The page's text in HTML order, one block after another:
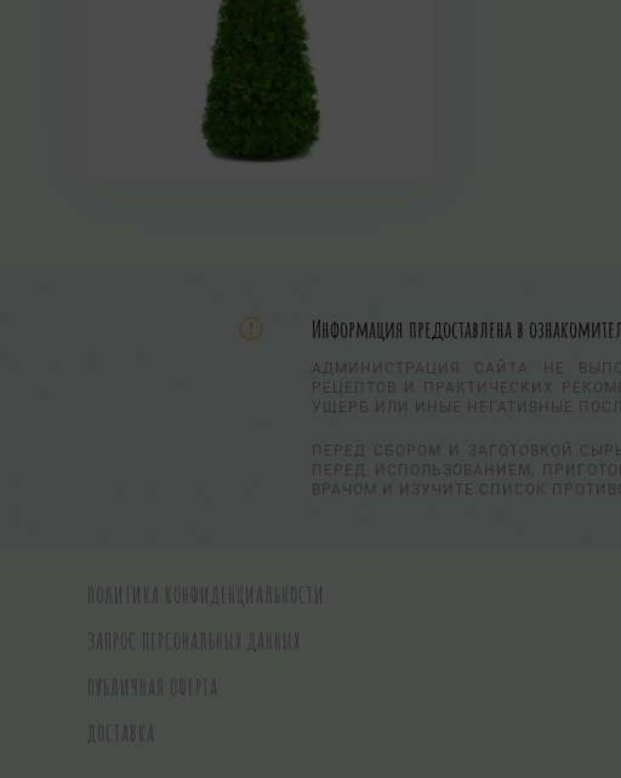
Информация предоставлена в
АДМИНИСТРАЦИЯ САЙТА НЕ
РЕЦЕПТОВ И ПРАКТИЧЕСКИХ
УЩЕРБ ИЛИ ИНЫЕ НЕГАТИВНЫЕ
ПЕРЕД СБОРОМ И ЗАГОТОВКОЙ
ПЕРЕД ИСПОЛЬЗОВАНИЕМ,
ВРАЧОМ И ИЗУЧИТЕ СПИСОК
ПОЛИТИКА КОНФИДЕНЦИАЛЬНОСТИ
ЗАПРОС ПЕРСОНАЛЬНЫХ ДАННЫХ
ПУБЛИЧНАЯ ОФЕРТА
ДОСТАВКА